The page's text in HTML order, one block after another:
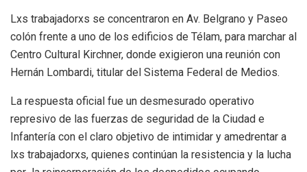
Lxs trabajadorxs se concentraron en Av. Belgrano y Paseo
colón frente a uno de los edificios de Télam, para marchar al
Centro Cultural Kirchner, donde exigieron una reunión con
Hernán Lombardi, titular del Sistema Federal de Medios.
La respuesta oficial fue un desmesurado operativo
represivo de las fuerzas de seguridad de la Ciudad e
Infantería con el claro objetivo de intimidar y amedrentar a
lxs trabajadorxs, quienes continúan la resistencia y la lucha